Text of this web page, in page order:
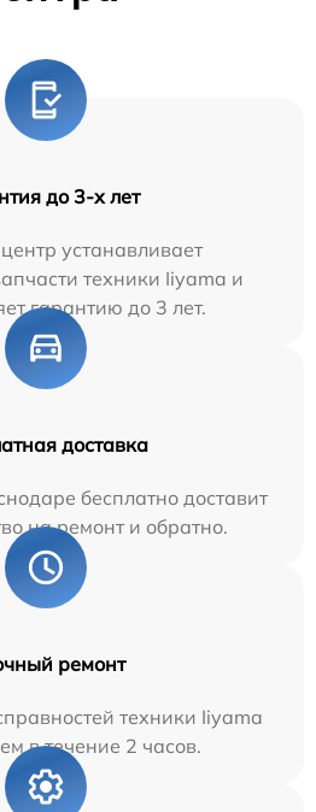
до 3-х лет
устанавливает
техники Iiyama и
гарантию до 3 лет.
доставка
бесплатно доставит
на ремонт и обратно.
ремонт
техники Iiyama
в течение 2 часов.